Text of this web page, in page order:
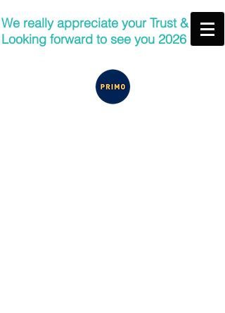
We really appreciate your Trust &
Looking forward to see you 2026